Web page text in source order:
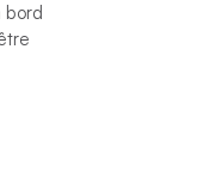
bord